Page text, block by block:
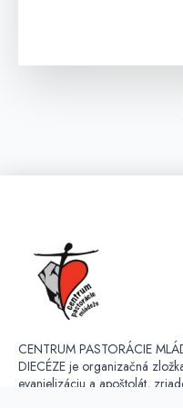
CENTRUM PASTORÁCIE
DIECÉZE je organizačná
evanjelizáciu a apoštolát,